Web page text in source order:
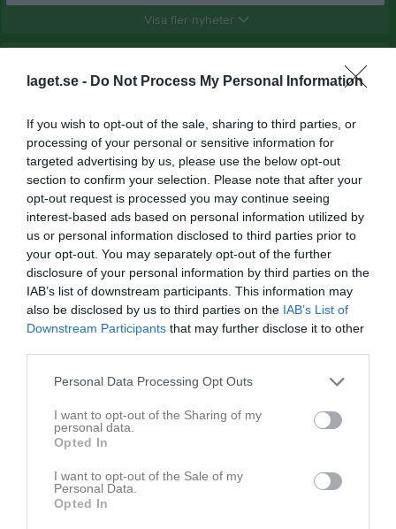
laget.se - Do Not Process My Personal Information
If you wish to opt-out of the sale, sharing to third parties, or
processing of your personal or sensitive information for
targeted advertising by us, please use the below opt-out
section to confirm your selection. Please note that after your
opt-out request is processed you may continue seeing
interest-based ads based on personal information utilized by
us or personal information disclosed to third parties prior to
your opt-out. You may separately opt-out of the further
disclosure of your personal information by third parties on the
IAB’s list of downstream participants. This information may
also be disclosed by us to third parties on the IAB’s List of
Downstream Participants that may further disclose it to other
Personal Data Processing Opt Outs
I want to opt-out of the Sharing of my
personal data.
Opted In
I want to opt-out of the Sale of my
Personal Data.
Opted In
Visa fler nyheter
Mixmatch på Björkövallen
På gång Kalender
Inga kommande aktiviteter